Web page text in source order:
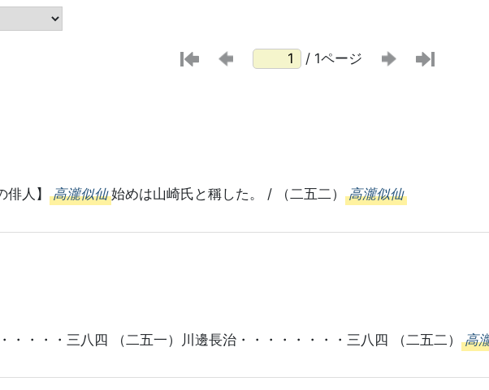
/ 1ページ
俳人】 高瀧似仙 始めは山崎氏と稱した。 / （二五二） 高瀧似仙
・・・・三八四 （二五一）川邊長治・・・・・・・・三八四 （二五二） 高